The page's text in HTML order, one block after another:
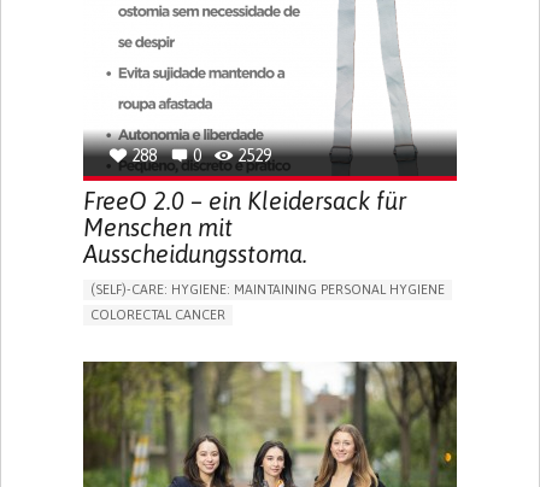
PREVENTING (VACCINATION, PROTECTION, FALLS,
CAREGIVING SUPPORT
GENERAL AND FAMILY MEDICINE
MOBILITY ISSUES
CAREGIVER SUPPORT
SOLUTIONS FOR DISABLED PEOPLE
INDIA
288 0 2529
FreeO 2.0 – ein Kleidersack für
Menschen mit
Ausscheidungsstoma.
(SELF)-CARE: HYGIENE: MAINTAINING PERSONAL HYGIENE
COLORECTAL CANCER
PROMOTING SELF-MANAGEMENT
GASTROENTEROLOGY
MEDICAL ONCOLOGY
PORTUGAL